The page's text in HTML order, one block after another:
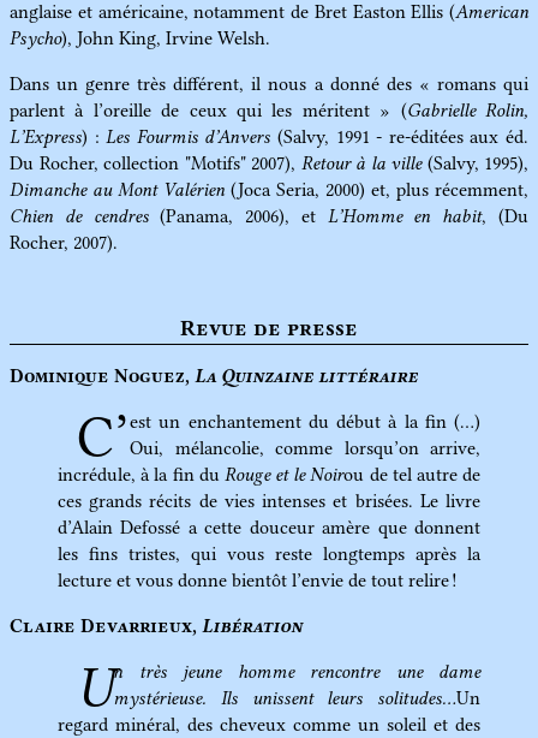
anglaise et américaine, notamment de Bret Easton Ellis (American
Psycho), John King, Irvine Welsh.
Dans un genre très différent, il nous a donné des
romans qui
parlent à l’oreille de ceux qui les méritent
(Gabrielle Rolin,
L’Express) :Les Fourmis d’Anvers (Salvy, 1991 - re-éditées aux éd.
Du Rocher, collection "Motifs" 2007), Retour à la ville(Salvy, 1995),
Dimanche au Mont Valérien (Joca Seria, 2000) et, plus récemment,
Chien de cendres(Panama, 2006), et L’Homme en habit, (Du
Rocher, 2007).
Revue de presse
Dominique Noguez, La Quinzaine littéraire
C’est un enchantement du début à la fin (…)
Oui, mélancolie, comme lorsqu’on arrive,
incrédule, à la fin du Rouge et le Noirou de tel autre de
ces grands récits de vies intenses et brisées. Le livre
d’Alain Defossé a cette douceur amère que donnent
les fins tristes, qui vous reste longtemps après la
lecture et vous donne bientôt l’envie de tout relire !
Claire Devarrieux, Libération
Un très jeune homme rencontre une dame
mystérieuse. Ils unissent leurs solitudes…Un
regard minéral, des cheveux comme un soleil et des